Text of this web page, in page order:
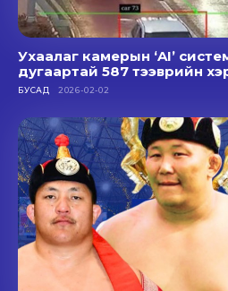
Ухаалаг камерын ‘AI’
дугаартай 587 тээврийн
БУСАД 2026-02-02